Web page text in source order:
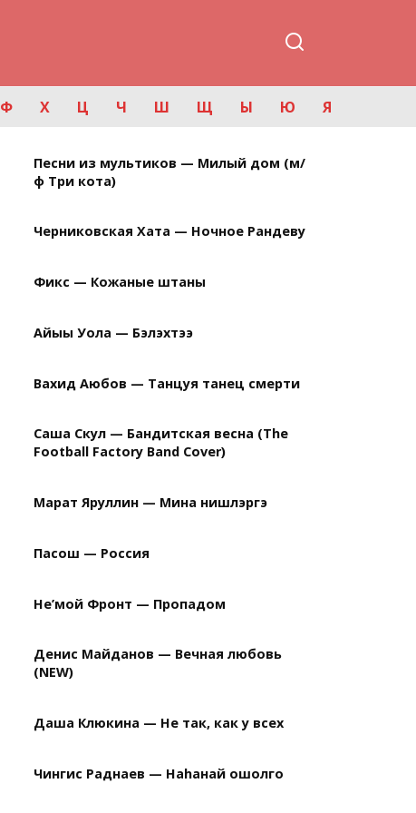
Ф Х Ц Ч Ш Щ Ы Ю Я
Песни из мультиков — Милый дом (м/
ф Три кота)
Черниковская Хата — Ночное Рандеву
Фикс — Кожаные штаны
Айыы Уола — Бэлэхтээ
Вахид Аюбов — Танцуя танец смерти
Саша Скул — Бандитская весна (The
Football Factory Band Cover)
Марат Яруллин — Мина нишлэргэ
Пасош — Россия
Не’мой Фронт — Пропадом
Денис Майданов — Вечная любовь
(NEW)
Даша Клюкина — Не так, как у всех
Чингис Раднаев — Наhанай ошолго